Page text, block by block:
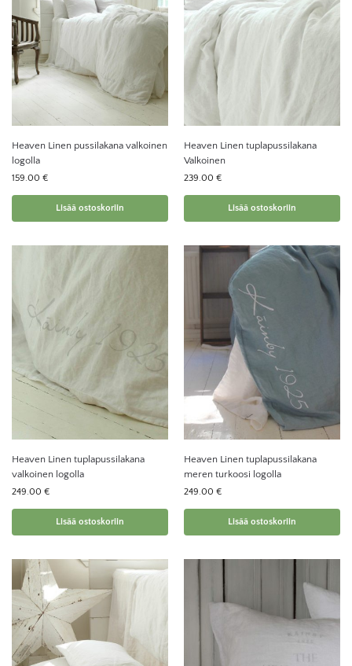
Heaven Linen pussilakana valkoinen
logolla
159.00 €
Lisää ostoskoriin
Heaven Linen tuplapussilakana
Valkoinen
239.00 €
Lisää ostoskoriin
Heaven Linen tuplapussilakana
valkoinen logolla
249.00 €
Lisää ostoskoriin
Heaven Linen tuplapussilakana
meren turkoosi logolla
249.00 €
Lisää ostoskoriin